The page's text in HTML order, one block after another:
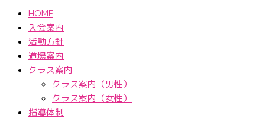
HOME
入会案内
活動方針
道場案内
クラス案内
クラス案内（男性）
クラス案内（女性）
指導体制